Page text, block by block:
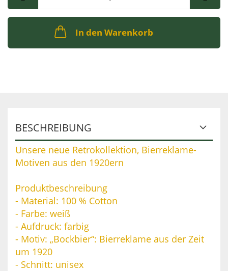
In den Warenkorb
BESCHREIBUNG
Unsere neue Retrokollektion, Bierreklame-
Motiven aus den 1920ern
Produktbeschreibung
- Material: 100 % Cotton
- Farbe: weiß
- Aufdruck: farbig
- Motiv: „Bockbier“: Bierreklame aus der Zeit
um 1920
- Schnitt: unisex